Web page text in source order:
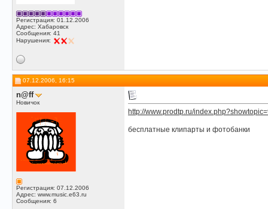
Регистрация: 01.12.2006
Адрес: Хабаровск
Сообщения: 41
Нарушения:
07.12.2006, 16:15
n@ff
Новичок
Регистрация: 07.12.2006
Адрес: www.music.e63.ru
Сообщения: 6
http://www.prodtp.ru/
бесплатные клипарты и фотобанки